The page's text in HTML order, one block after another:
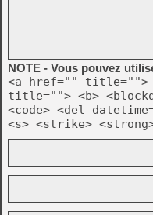
NOTE - Vous pouvez
<a href="" title="">
title=""> <b>
<code> <del
<s> <strike>